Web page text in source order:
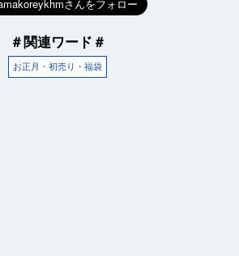
＃関連ワード＃
お正月・初売り・福袋